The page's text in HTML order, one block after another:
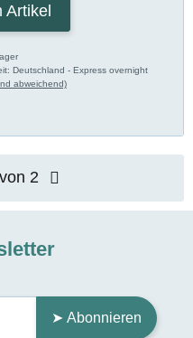
Artikel
Deutschland - Express overnight
abweichend)
2
➤ Abonnieren